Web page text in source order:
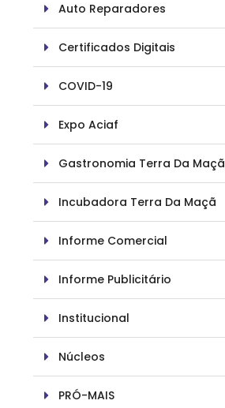
Auto Reparadores
Certificados Digitais
COVID-19
Expo Aciaf
Gastronomia Terra Da Maçã
Incubadora Terra Da Maçã
Informe Comercial
Informe Publicitário
Institucional
Núcleos
PRÓ-MAIS